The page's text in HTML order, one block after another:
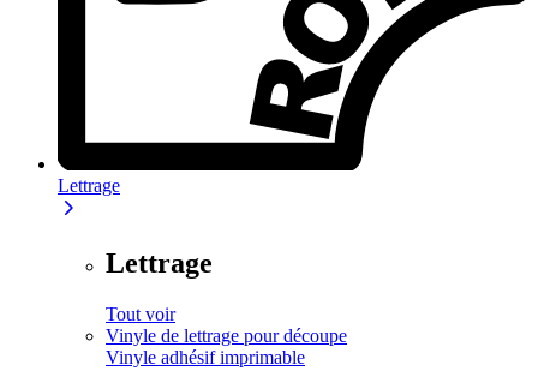
Lettrage
Lettrage
Tout voir
Vinyle de lettrage pour découpe
Vinyle adhésif imprimable